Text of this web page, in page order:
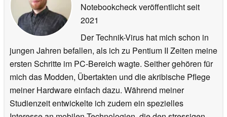
Notebookcheck veröffentlichtseit
2021
Der Technik-Virus hat mich schon in
jungen Jahren befallen, als ich zu Pentium II Zeiten meine
ersten Schritte im PC-Bereich wagte. Seither gehören für
mich das Modden, Übertakten und die akribische Pflege
meiner Hardware einfach dazu. Während meiner
Studienzeit entwickelte ich zudem ein spezielles